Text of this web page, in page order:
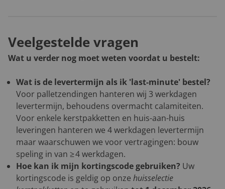
Veelgestelde vragen
Wat u verder nog moet weten voordat u bestelt:
Wat is de levertermijn als ik 'last-minute' bestel?
Voor palletzendingen hanteren wij 3 werkdagen
levertermijn, behoudens overmacht calamiteiten.
Voor enkele kerstpakketten en huis-aan-huis
leveringen hanteren we 4 werkdagen levertermijn
maar waarschuwen we voor vertragingen: bouw
speling in van ≥ 4 werkdagen.
Hoe kan ik mijn kortingscode gebruiken? Uw
kortingscode is geldig op onze huisselectie